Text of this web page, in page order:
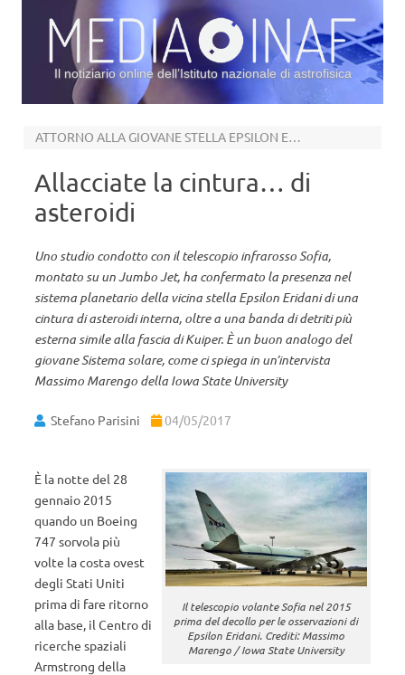
Il notiziario online dell’Istituto nazionale di astrofisica
ATTORNO ALLA GIOVANE STELLA EPSILON ERIDANI
Allacciate la cintura… di
asteroidi
Uno studio condotto con il telescopio infrarosso Sofia,
montato su un Jumbo Jet, ha confermato la presenza nel
sistema planetario della vicina stella Epsilon Eridani di una
cintura di asteroidi interna, oltre a una banda di detriti più
esterna simile alla fascia di Kuiper. È un buon analogo del
giovane Sistema solare, come ci spiega in un’intervista
Massimo Marengo della Iowa State University
Stefano Parisini 04/05/2017
Il telescopio volante Sofia nel 2015
prima del decollo per le osservazioni di
Epsilon Eridani. Crediti: Massimo
Marengo / Iowa State University
È la notte del 28
gennaio 2015
quando un Boeing
747 sorvola più
volte la costa ovest
degli Stati Uniti
prima di fare ritorno
alla base, il Centro di
ricerche spaziali
Armstrong della